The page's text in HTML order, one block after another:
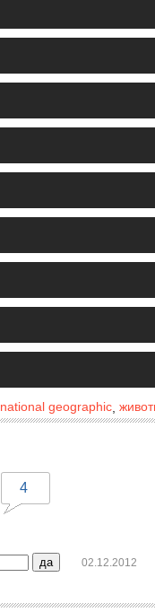
national geographic
4
02.12.2012